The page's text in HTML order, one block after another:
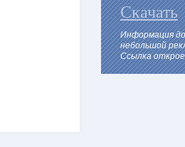
Скачать
Информация
небольшой
Ссылка